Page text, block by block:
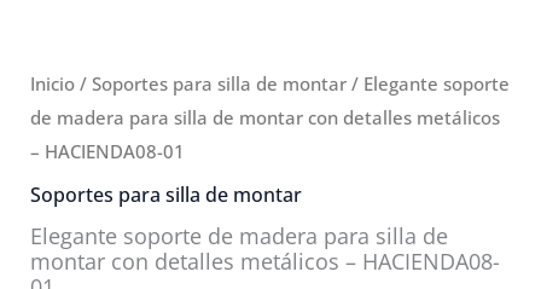
Inicio/ Soportes para silla de montar/ Elegante soporte
de madera para silla de montar con detalles metálicos
– HACIENDA08-01
Soportes para silla de montar
Elegante soporte de madera para silla de
montar con detalles metálicos – HACIENDA08-